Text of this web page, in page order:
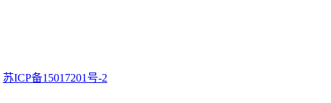
苏ICP备15017201号-2